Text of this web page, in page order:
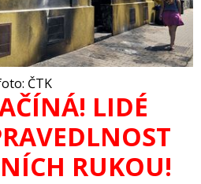
: ČTK
LIDÉ
RUKOU!